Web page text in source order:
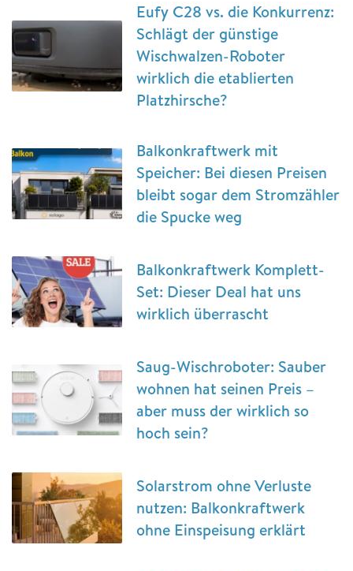
Eufy C28 vs. die Konkurrenz:
Schlägt der günstige
Wischwalzen-Roboter
wirklich die etablierten
Platzhirsche?
Balkonkraftwerk mit
Speicher: Bei diesen Preisen
bleibt sogar dem Stromzähler
die Spucke weg
Balkonkraftwerk Komplett-
Set: Dieser Deal hat uns
wirklich überrascht
Saug-Wischroboter: Sauber
wohnen hat seinen Preis –
aber muss der wirklich so
hoch sein?
Solarstrom ohne Verluste
nutzen: Balkonkraftwerk
ohne Einspeisung erklärt